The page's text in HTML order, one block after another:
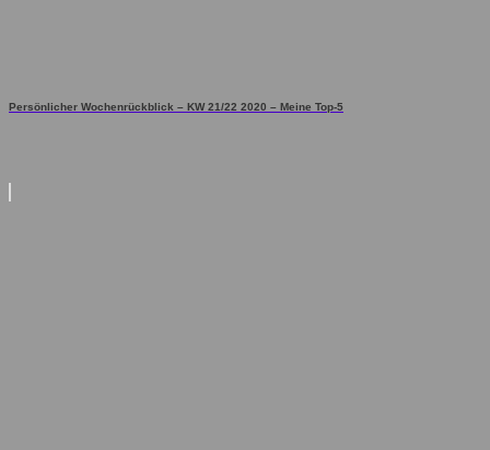
Persönlicher Wochenrückblick – KW 21/22 2020 – Meine Top-5